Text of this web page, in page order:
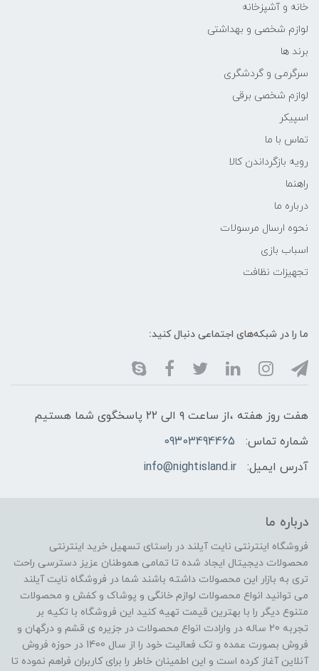
خانه و آشپزخانه
لوازم شخصی و بهداشتی
برند ها
سرگرمی و گردشگری
لوازم شخصی برقی
اسپیکر
تماس با ما
رویه بازگرداندن کالا
راهنما
درباره ما
نحوه ارسال مرسولات
اسباب بازی
تجهیزات نظافت
ما را در شبکه‌های اجتماعی دنبال کنید:
هفت روز هفته ،از ساعت ۹ الی ۲۲ پاسخگوی شما هستیم
شماره تماس:
09303494465
آدرس ایمیل:
info@nightisland.ir
درباره ما
فروشگاه اینترنتی نایت آیلند در راستای تسهیل خرید اینترنتی
محصولات دیجیتال ایجاد شده تا تمامی هموطنان عزیز دسترسی راحت
تری به بازار این محصولات داشته باشند شما در فروشگاه نایت آیلند
می توانید انواع محصولات لوازم خانگی و پوشاک و کفش و محصولات
متنوع دیگر را با بهترین قیمت تهیه کنید این فروشگاه با تکیه بر
تجربه 20 ساله در وارادت انواع محصولات در جزیره ی قشم و درگهان و
فروش بصورت عمده و تک فعالیت خود را از سال 1400 در حوزه فروش
آنلاین آغاز کرده است و این اطمینان خاطر را برای کاربران فراهم نموده تا